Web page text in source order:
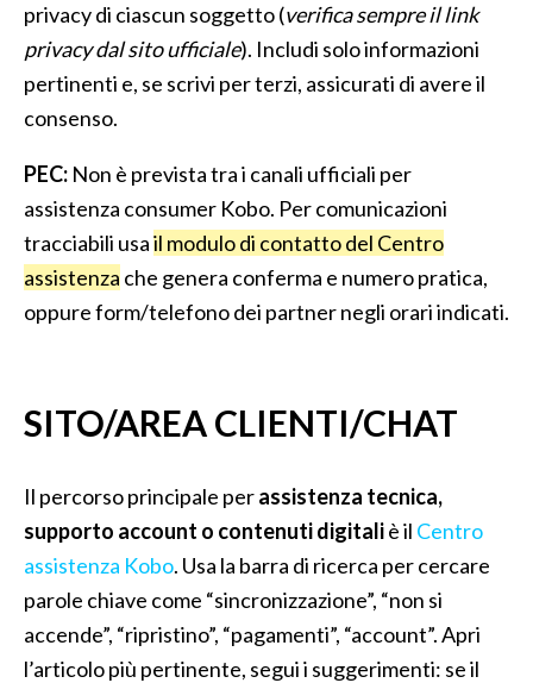
privacy di ciascun soggetto (verifica sempre il link
privacy dal sito ufficiale). Includi solo informazioni
pertinenti e, se scrivi per terzi, assicurati di avere il
consenso.
PEC: Non è prevista tra i canali ufficiali per
assistenza consumer Kobo. Per comunicazioni
tracciabili usail modulo di contatto del Centro
assistenza che genera conferma e numero pratica,
oppure form/telefono dei partner negli orari indicati.
SITO/AREA CLIENTI/CHAT
Il percorso principale perassistenza tecnica,
supporto account o contenuti digitaliè il Centro
assistenza Kobo. Usa la barra di ricerca per cercare
parole chiave come “sincronizzazione”, “non si
accende”, “ripristino”, “pagamenti”, “account”. Apri
l’articolo più pertinente, segui i suggerimenti: se il